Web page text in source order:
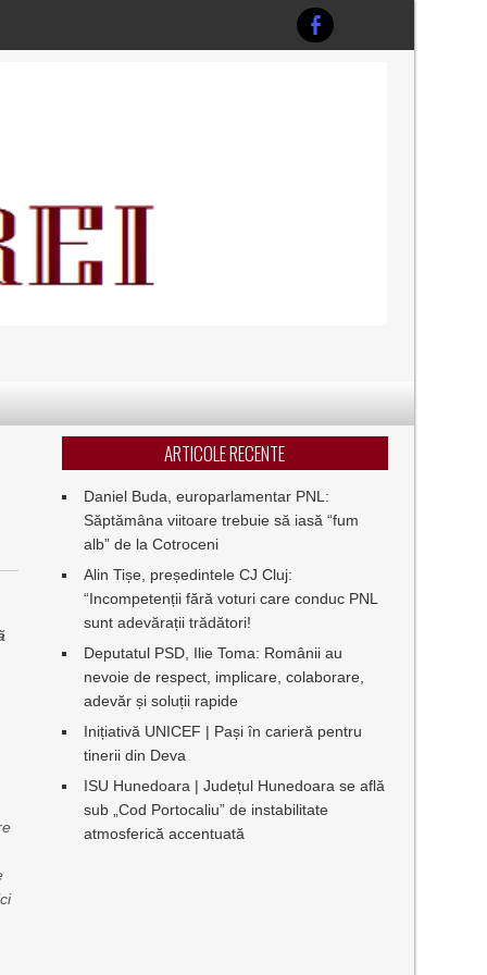
ARTICOLE RECENTE
Daniel Buda, europarlamentar PNL:
Săptămâna viitoare trebuie să iasă “fum
alb” de la Cotroceni
Alin Tișe, președintele CJ Cluj:
“Incompetenții fără voturi care conduc PNL
sunt adevărații trădători!
Deputatul PSD, Ilie Toma: Românii au
nevoie de respect, implicare, colaborare,
adevăr și soluții rapide
Inițiativă UNICEF | Pași în carieră pentru
tinerii din Deva
ISU Hunedoara | Județul Hunedoara se află
sub „Cod Portocaliu” de instabilitate
atmosferică accentuată